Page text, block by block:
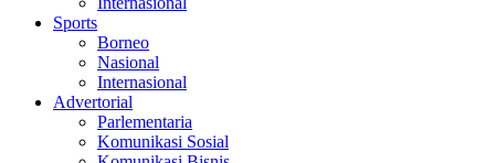
Sports
Borneo
Nasional
Internasional
Advertorial
Parlementaria
Komunikasi Sosial